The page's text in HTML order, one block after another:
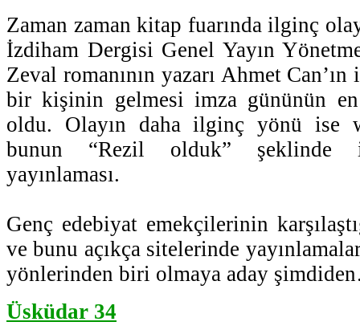
Zaman zaman kitap fuarında ilginç
İzdiham Dergisi Genel Yayın
Zeval romanının yazarı Ahmet
bir kişinin gelmesi imza gününün
oldu. Olayın daha ilginç yönü ise
bunun “Rezil olduk” şeklinde
yayınlaması.
Genç edebiyat emekçilerinin
ve bunu açıkça sitelerinde
yönlerinden biri olmaya aday
Üsküdar 34